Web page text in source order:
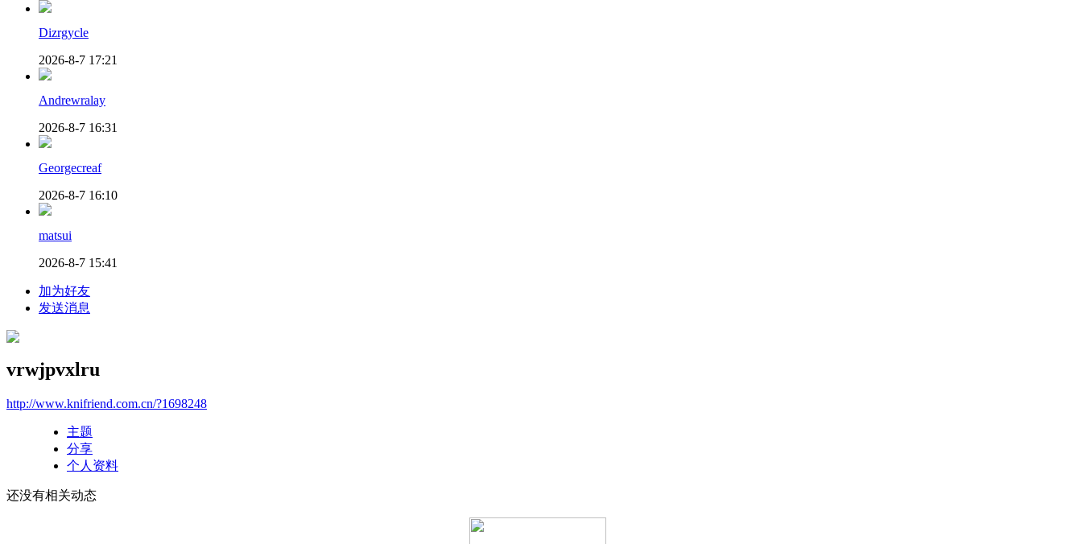
Dizrgycle
2026-8-7 17:21
Andrewralay
2026-8-7 16:31
Georgecreaf
2026-8-7 16:10
matsui
2026-8-7 15:41
加为好友
发送消息
vrwjpvxlru
http://www.knifriend.com.cn/?1698248
主题
分享
个人资料
还没有相关动态